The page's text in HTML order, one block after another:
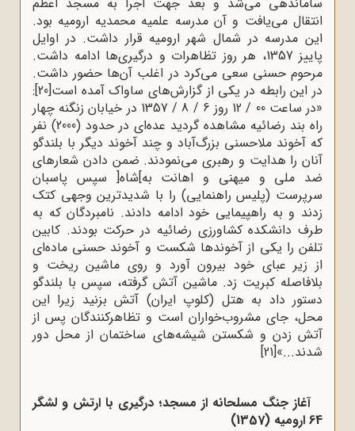
انتقال مى‌یافت و آن مدرسه‌ علمیه‌ محمدیه ارومیه بود.
این مدرسه در شمال شهر ارومیه قرار داشت. در اوایل
پاییز 1357، هر روز تظاهرات و درگیرى‌ها ادامه داشت.
مرحوم حسنی سعى مى‌کرد در اغلب آن‌ها حضور داشت.
در این رابطه در یکی از گزارش‌های ساواک آمده است[20]
:
«در ساعت 00 / 12 روز 6 / 8 / 1357 در خیابان زنگنه چهار
راه بند رضائیه مشاهده گردید عده‌اى در حدود (2000) نفر
که آخوند ملاحسنى بزرگ‌آباد و چند آخوند دیگر با بلندگو
آنان را هدایت و رهبرى مى‌نمودند. ضمن دادن شعارهاى
ضد ملى و میهنى و اهانت به]شاه[ سپس پاسبان
سرپرست (پلیس راهنمایى) را با شدیدترین وجهى کتک
زدند و به راهپیمایى خود ادامه دادند. نامبردگان که به
طرف دانشکده‌ کشاورزى رضائیه در حرکت بودند. کابین
تلفن را یکى از آخوندها شکست و آخوند حسنى ماده‌اى
از زیر عباى خود بیرون آورد و روى ماشین ریخت و
بلافاصله کبریت زد. ماشین آتش گرفته، سپس با بلندگو
دستور داد به هتل (کلوپ ایران) آتش بزنید زیرا این
محل، جاى مشروب‌خواران است و تظاهرکنندگان پس از
آتش زدن و شکستن شیشه‌هاى ساختمان از محل دور
شدند...»[21]
آغاز جنگ مسلحانه از مسجد؛ درگیری با ارتش و لشگر
64 ارومیه (1357)